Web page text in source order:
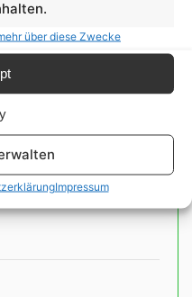
über diese Zwecke
Impressum